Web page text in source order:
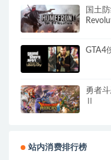
国土
GTA4
勇者
站内消费排行榜